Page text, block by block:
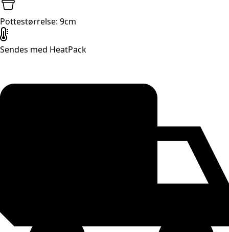
Pottestørrelse: 9cm
Sendes med HeatPack